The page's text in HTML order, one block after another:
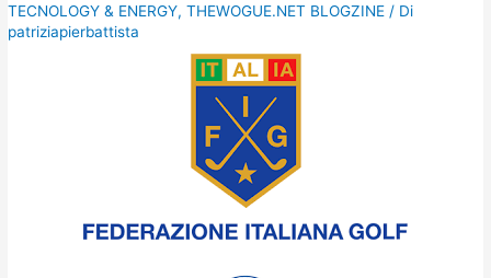
TECNOLOGY & ENERGY,THEWOGUE.NET BLOGZINE / Di
patriziapierbattista